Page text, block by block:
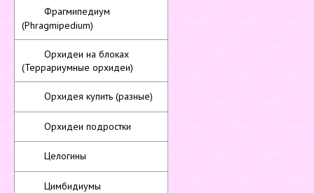
Фрагмипедиум
(Phragmipedium)
Орхидеи на блоках
(Террариумные орхидеи)
Орхидея купить (разные)
Орхидеи подростки
Целогины
Цимбидиумы